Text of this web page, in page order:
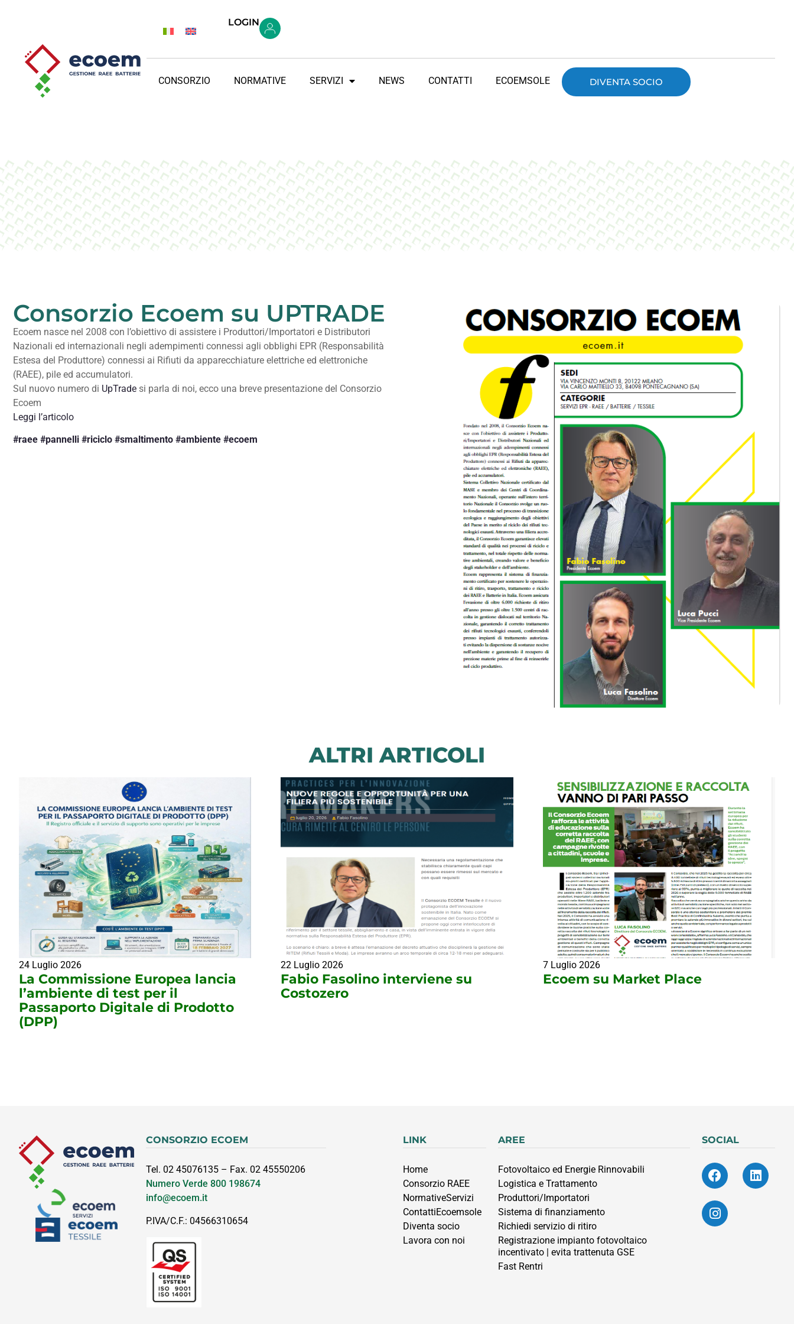
LOGIN
CONSORZIO NORMATIVE SERVIZI NEWS CONTATTI ECOEMSOLE DIVENTA SOCIO
Consorzio Ecoem su UPTRADE
Ecoem nasce nel 2008 con l’obiettivo di assistere i Produttori/Importatori e Distributori
Nazionali ed internazionali negli adempimenti connessi agli obblighi EPR (Responsabilità
Estesa del Produttore) connessi ai Rifiuti da apparecchiature elettriche ed elettroniche
(RAEE), pile ed accumulatori.
Sul nuovo numero di UpTrade si parla di noi, ecco una breve presentazione del Consorzio
Ecoem
Leggi l’articolo
#raee #pannelli #riciclo #smaltimento #ambiente #ecoem
ALTRI ARTICOLI
24 Luglio 2026
La Commissione Europea lancia
l’ambiente di test per il
Passaporto Digitale di Prodotto
(DPP)
22 Luglio 2026
Fabio Fasolino interviene su
Costozero
7 Luglio 2026
Ecoem su Market Place
CONSORZIO ECOEM
Tel. 02 45076135 – Fax. 02 45550206
Numero Verde 800 198674
info@ecoem.it
P.IVA/C.F.: 04566310654
LINK
Home
Consorzio RAEE
NormativeServizi
ContattiEcoemsole
Diventa socio
Lavora con noi
AREE
Fotovoltaico ed Energie Rinnovabili
Logistica e Trattamento
Produttori/Importatori
Sistema di finanziamento
Richiedi servizio di ritiro
Registrazione impianto fotovoltaico
incentivato | evita trattenuta GSE
Fast Rentri
SOCIAL